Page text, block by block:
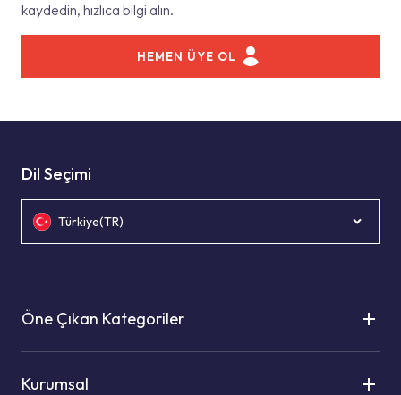
kaydedin, hızlıca bilgi alın.
HEMEN ÜYE OL
Dil Seçimi
Türkiye(TR)
Öne Çıkan Kategoriler
Kurumsal